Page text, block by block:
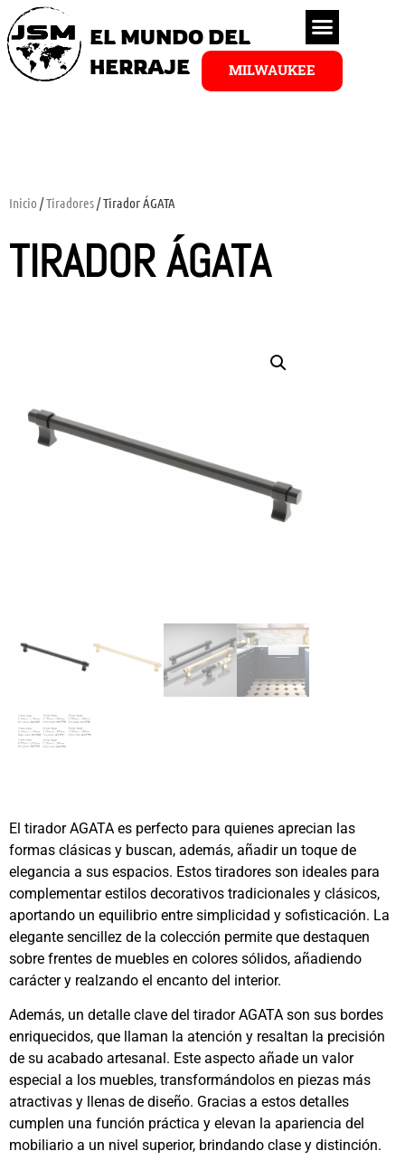
EL MUNDO DEL
HERRAJE
MILWAUKEE
Inicio /Tiradores/ Tirador ÁGATA
TIRADOR ÁGATA
El tirador AGATA es perfecto para quienes aprecian las
formas clásicas y buscan, además, añadir un toque de
elegancia a sus espacios. Estos tiradores son ideales para
complementar estilos decorativos tradicionales y clásicos,
aportando un equilibrio entre simplicidad y sofisticación. La
elegante sencillez de la colección permite que destaquen
sobre frentes de muebles en colores sólidos, añadiendo
carácter y realzando el encanto del interior.
Además, un detalle clave del tirador AGATA son sus bordes
enriquecidos, que llaman la atención y resaltan la precisión
de su acabado artesanal. Este aspecto añade un valor
especial a los muebles, transformándolos en piezas más
atractivas y llenas de diseño. Gracias a estos detalles
cumplen una función práctica y elevan la apariencia del
mobiliario a un nivel superior, brindando clase y distinción.